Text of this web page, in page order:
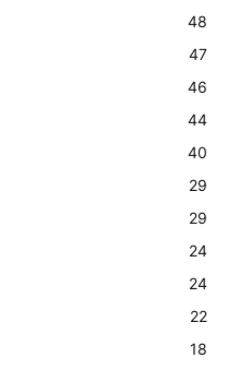
48
47
46
44
40
29
29
24
24
22
18